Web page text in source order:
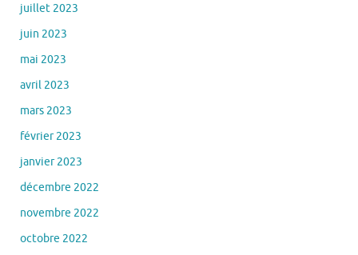
juillet 2023
juin 2023
mai 2023
avril 2023
mars 2023
février 2023
janvier 2023
décembre 2022
novembre 2022
octobre 2022